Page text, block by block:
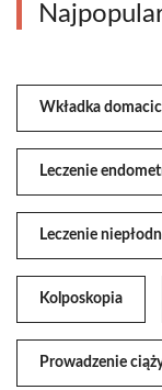
Wkładka
Leczenie
Leczenie
Kolposkopia
Prowadzenie